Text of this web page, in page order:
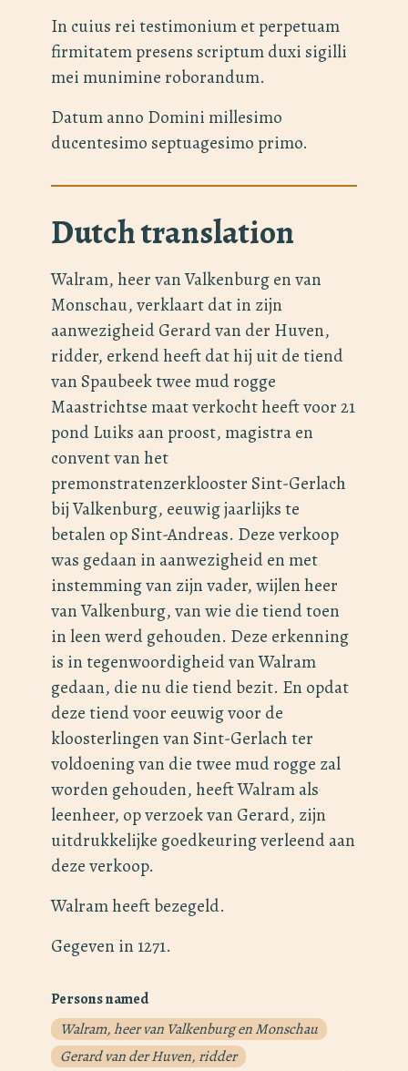
In cuius rei testimonium et perpetuam
firmitatem presens scriptum duxi sigilli
mei munimine roborandum.
Datum anno Domini millesimo
ducentesimo septuagesimo primo.
Dutch translation
Walram, heer van Valkenburg en van
Monschau, verklaart dat in zijn
aanwezigheid Gerard van der Huven,
ridder, erkend heeft dat hij uit de tiend
van Spaubeek twee mud rogge
Maastrichtse maat verkocht heeft voor 21
pond Luiks aan proost, magistra en
convent van het
premonstratenzerklooster Sint-Gerlach
bij Valkenburg, eeuwig jaarlijks te
betalen op Sint-Andreas. Deze verkoop
was gedaan in aanwezigheid en met
instemming van zijn vader, wijlen heer
van Valkenburg, van wie die tiend toen
in leen werd gehouden. Deze erkenning
is in tegenwoordigheid van Walram
gedaan, die nu die tiend bezit. En opdat
deze tiend voor eeuwig voor de
kloosterlingen van Sint-Gerlach ter
voldoening van die twee mud rogge zal
worden gehouden, heeft Walram als
leenheer, op verzoek van Gerard, zijn
uitdrukkelijke goedkeuring verleend aan
deze verkoop.
Walram heeft bezegeld.
Gegeven in 1271.
Persons named
Walram, heer van Valkenburg en Monschau
Gerard van der Huven, ridder